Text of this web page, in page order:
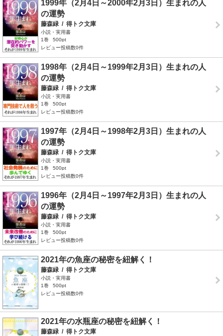
1999年（2月4日～2000年2月3日）生まれの人
の運勢
藤森緑 / 得トク文庫
小説・実用書
1巻
500pt
レビュー投稿数0件
1998年（2月4日～1999年2月3日）生まれの人
の運勢
藤森緑 / 得トク文庫
小説・実用書
1巻
500pt
レビュー投稿数0件
1997年（2月4日～1998年2月3日）生まれの人
の運勢
藤森緑 / 得トク文庫
小説・実用書
1巻
500pt
レビュー投稿数0件
1996年（2月4日～1997年2月3日）生まれの人
の運勢
藤森緑 / 得トク文庫
小説・実用書
1巻
500pt
レビュー投稿数0件
2021年の魚座の秘密を紐解く！
藤森緑 / 得トク文庫
小説・実用書
1巻
500pt
レビュー投稿数0件
2021年の水瓶座の秘密を紐解く！
藤森緑 / 得トク文庫